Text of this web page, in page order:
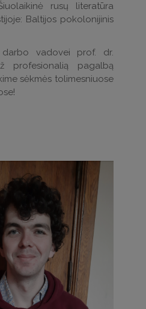
rusų literatūra
Baltijos pokolonijinis
darbo vadovei prof. dr.
profesionalią pagalbą
sėkmės tolimesniuose